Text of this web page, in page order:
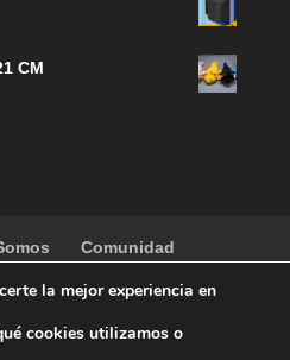
CM
Comunidad
Tienda
la mejor experiencia en
cookies utilizamos o